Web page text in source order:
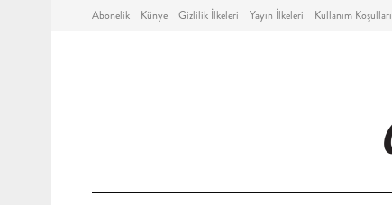
Abonelik Künye Gizlilik İlkeleri Yayın İlkeleri Kullanım Koşulları